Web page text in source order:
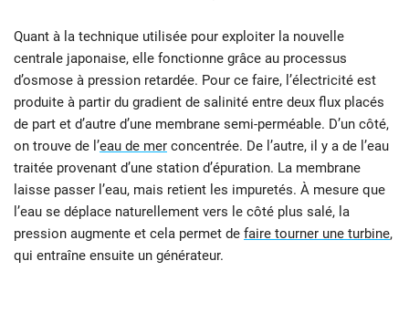
Quant à la technique utilisée pour exploiter la nouvelle
centrale japonaise, elle fonctionne grâce au processus
d’osmose à pression retardée. Pour ce faire, l’électricité est
produite à partir du gradient de salinité entre deux flux placés
de part et d’autre d’une membrane semi-perméable. D’un côté,
on trouve de l’eau de mer concentrée. De l’autre, il y a de l’eau
traitée provenant d’une station d’épuration. La membrane
laisse passer l’eau, mais retient les impuretés. À mesure que
l’eau se déplace naturellement vers le côté plus salé, la
pression augmente et cela permet de faire tourner une turbine,
qui entraîne ensuite un générateur.